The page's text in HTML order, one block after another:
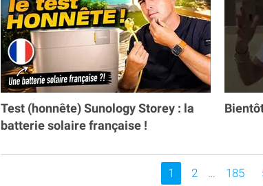
Test (honnête) Sunology Storey : la
batterie solaire française !
Vous êtes sur la
1 2 … 185